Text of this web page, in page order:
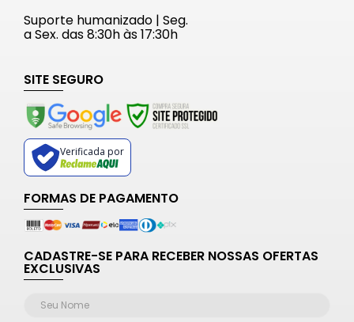
Suporte humanizado | Seg.
a Sex. das 8:30h às 17:30h
SITE SEGURO
Verificada por
FORMAS DE PAGAMENTO
CADASTRE-SE PARA RECEBER NOSSAS OFERTAS
EXCLUSIVAS